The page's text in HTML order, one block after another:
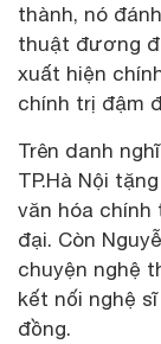
thành, nó
thuật đương
xuất hiện
chính trị đậm
Trên danh
TP.Hà Nội
văn hóa
đại. Còn
chuyện nghệ
kết nối nghệ
đồng.